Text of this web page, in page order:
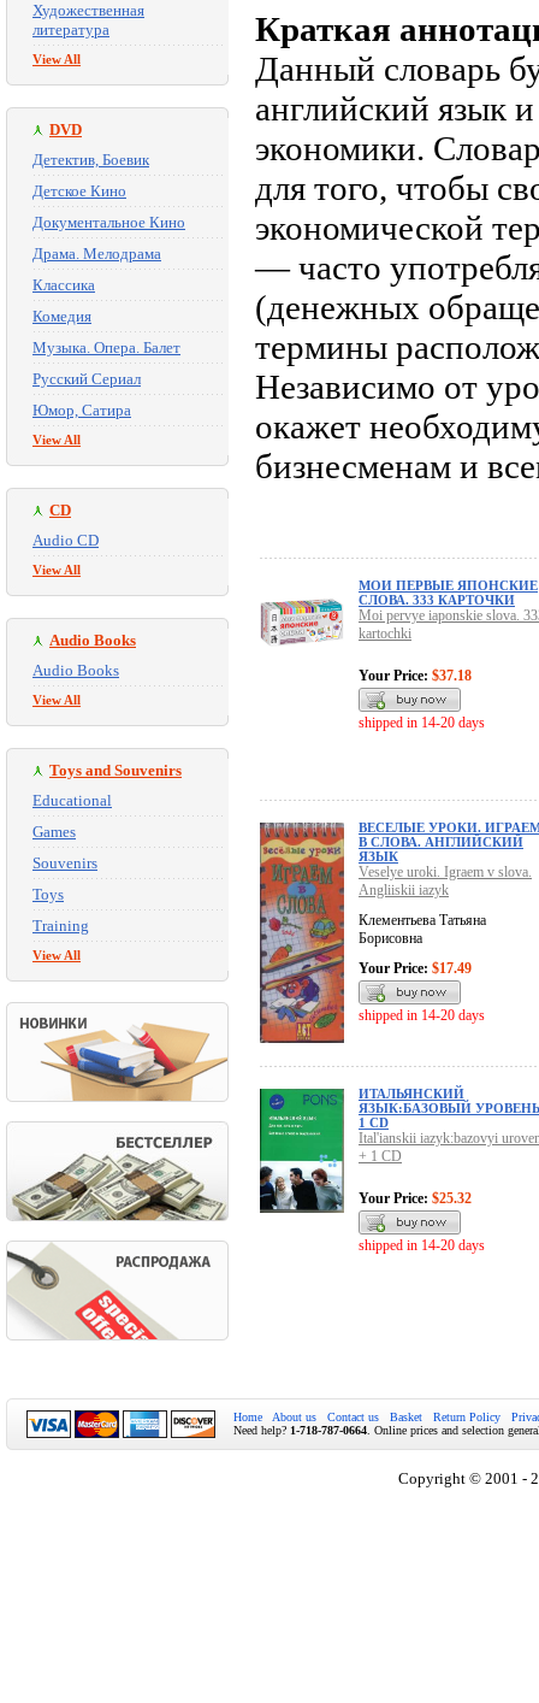
Художественная
литература
View All
DVD
Детектив, Боевик
Детское Кино
Документальное Кино
Драма. Мелодрама
Классика
Комедия
Музыка. Опера. Балет
Русский Сериал
Юмор, Сатира
View All
CD
Audio CD
View All
Audio Books
Audio Books
View All
Toys and Souvenirs
Educational
Games
Souvenirs
Toys
Training
View All
Краткая
Данный словарь
английский язык
экономики.
для того, чтобы
экономической
— часто
(денежных
термины
Независимо от
окажет
бизнесменам и
МОИ ПЕРВЫЕ ЯПОНСКИЕ
СЛОВА. 333 КАРТОЧКИ
Moi pervye iaponskie slova.
kartochki
Your Price: $37.18
shipped in 14-20 days
ВЕСЕЛЫЕ УРОКИ.
В СЛОВА. АНГЛИЙСКИЙ
ЯЗЫК
Veselye uroki. Igraem v slova.
Angliiskii iazyk
Клементьева Татьяна
Борисовна
Your Price: $17.49
shipped in 14-20 days
ИТАЛЬЯНСКИЙ
ЯЗЫК:БАЗОВЫЙ УРОВЕНЬ
1 CD
Ital'ianskii iazyk:bazovyi
+ 1 CD
Your Price: $25.32
shipped in 14-20 days
Home About us Contact us Basket Return Policy
Need help? 1-718-787-0664 . Online prices and selection
Copyright © 2001 -